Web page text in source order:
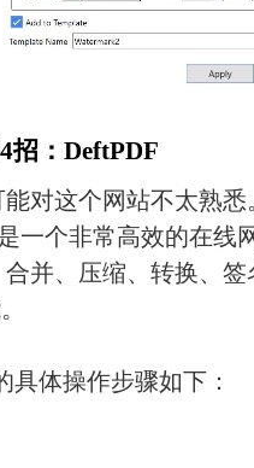
招：DeftPDF
对这个网站不太熟悉
一个非常高效的在线
并、压缩、转换、签
具体操作步骤如下：